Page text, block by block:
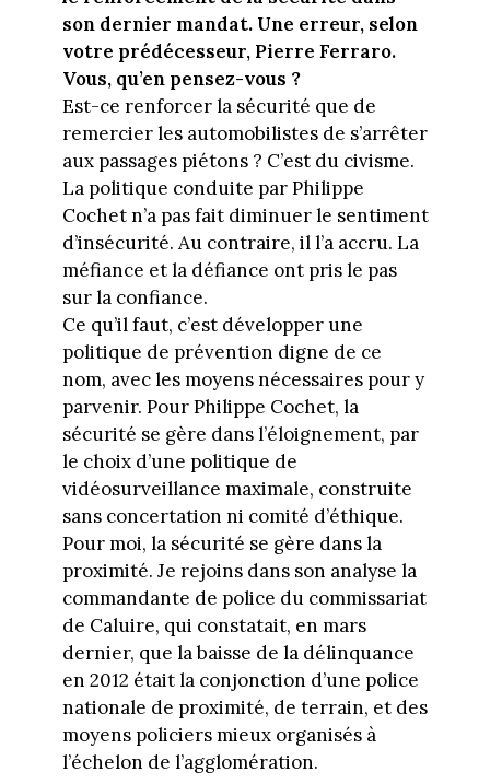
son dernier mandat. Une erreur, selon
votre prédécesseur, Pierre Ferraro.
Vous, qu’en pensez-vous ?
Est-ce renforcer la sécurité que de
remercier les automobilistes de s’arrêter
aux passages piétons ? C’est du civisme.
La politique conduite par Philippe
Cochet n’a pas fait diminuer le sentiment
d’insécurité. Au contraire, il l’a accru. La
méfiance et la défiance ont pris le pas
sur la confiance.
Ce qu’il faut, c’est développer une
politique de prévention digne de ce
nom, avec les moyens nécessaires pour y
parvenir. Pour Philippe Cochet, la
sécurité se gère dans l’éloignement, par
le choix d’une politique de
vidéosurveillance maximale, construite
sans concertation ni comité d’éthique.
Pour moi, la sécurité se gère dans la
proximité. Je rejoins dans son analyse la
commandante de police du commissariat
de Caluire, qui constatait, en mars
dernier, que la baisse de la délinquance
en 2012 était la conjonction d’une police
nationale de proximité, de terrain, et des
moyens policiers mieux organisés à
l’échelon de l’agglomération.